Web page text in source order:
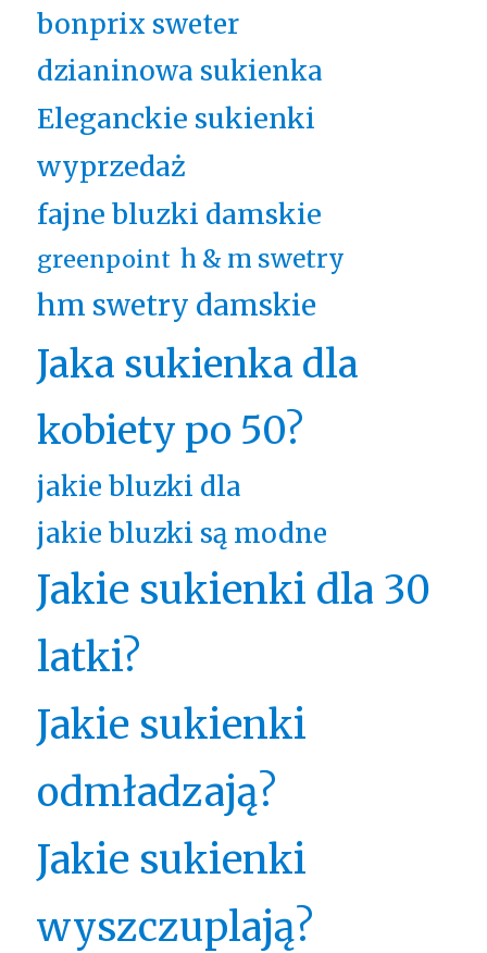
bonprix sweter
dzianinowa sukienka
Eleganckie sukienki
wyprzedaż
fajne bluzki damskie
greenpoint h & m swetry
hm swetry damskie
Jaka sukienka dla
kobiety po 50?
jakie bluzki dla
jakie bluzki są modne
Jakie sukienki dla 30
latki?
Jakie sukienki
odmładzają?
Jakie sukienki
wyszczuplają?